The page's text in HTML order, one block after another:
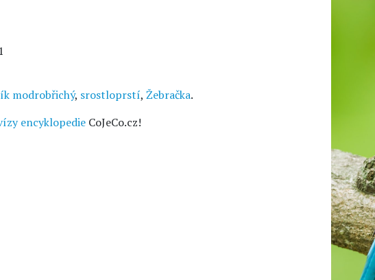
modrobřichý, srostloprstí, Žebračka.
encyklopedie CoJeCo.cz!